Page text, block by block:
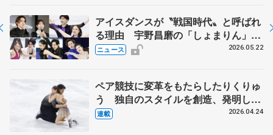
アイスダンスが〝戦国時代〟と呼ばれ
る理由 宇野昌磨の「しょまりん」ら
実力者が相次いで参戦 国内の競争激
ニュース 2026.05.22
ペア競技に変革をもたらしたりくりゅ
う 独自のスタイルを創造、発明した
【引退発表後②】
連載 2026.04.24